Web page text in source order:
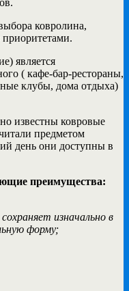
ковролина,
приоритетами.
является
( кафе-бар-рестораны,
клубы, дома отдыха)
известны ковровые
предметом
день они доступны в
преимущества:
изначально в
форму;